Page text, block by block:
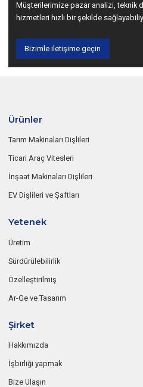
Müşterilerimize pazar analizi, teknik
hizmetleri hızlı bir şekilde
Bizimle iletişime geçin
Ürünler
Tarım Makinaları Dişlileri
Ticari Araç Vitesleri
İnşaat Makinaları Dişlileri
EV Dişlileri ve Şaftları
Yetenek
Üretim
Sürdürülebilirlik
Özelleştirilmiş
Ar-Ge ve Tasarım
Şirket
Hakkımızda
İşbirliği yapmak
Bize Ulaşın